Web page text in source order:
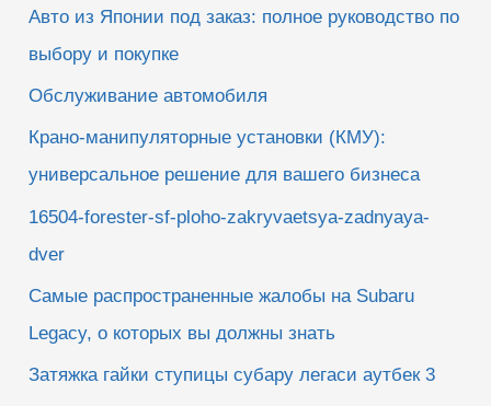
Авто из Японии под заказ: полное руководство по
выбору и покупке
Обслуживание автомобиля
Крано-манипуляторные установки (КМУ):
универсальное решение для вашего бизнеса
16504-forester-sf-ploho-zakryvaetsya-zadnyaya-
dver
Самые распространенные жалобы на Subaru
Legacy, о которых вы должны знать
Затяжка гайки ступицы субару легаси аутбек 3